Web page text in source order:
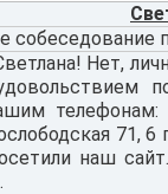
собеседование
Нет,
71,
наш